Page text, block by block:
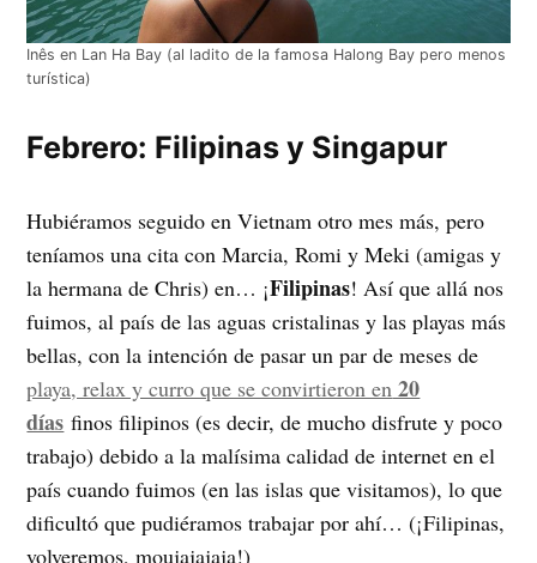
Inês en Lan Ha Bay (al ladito de la famosa Halong Bay pero menos
turística)
Febrero: Filipinas y Singapur
Hubiéramos seguido en Vietnam otro mes más, pero
teníamos una cita con Marcia, Romi y Meki (amigas y
la hermana de Chris) en… ¡Filipinas! Así que allá nos
fuimos, al país de las aguas cristalinas y las playas más
bellas, con la intención de pasar un par de meses de
playa, relax y curro que se convirtieron en 20
días finos filipinos (es decir, de mucho disfrute y poco
trabajo) debido a la malísima calidad de internet en el
país cuando fuimos (en las islas que visitamos), lo que
dificultó que pudiéramos trabajar por ahí… (¡Filipinas,
volveremos, moujajajaja!)